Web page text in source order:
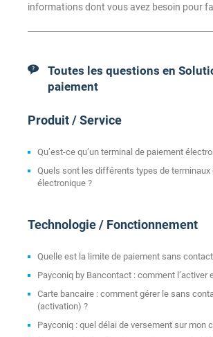
informations dont vous avez besoin pour
Toutes les questions en
paiement
Produit / Service
Qu’est-ce qu’un terminal de paiement
Quels sont les différents types de terminaux
électronique ?
Technologie / Fonctionnement
Quelle est la limite de paiement sans
Payconiq by Bancontact : comment l’activer
Carte bancaire : comment gérer le sans
(activation) ?
Payconiq : quel délai de versement sur mon